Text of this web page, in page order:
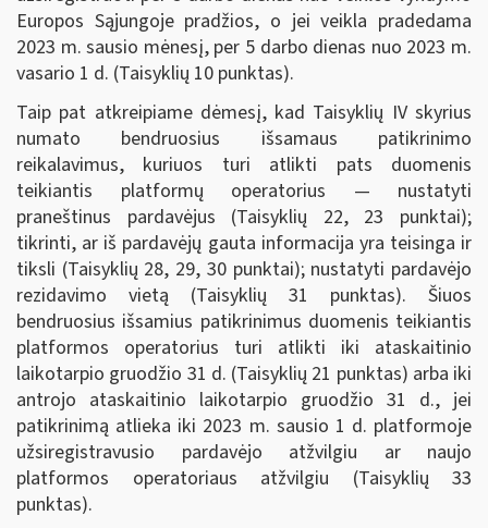
Europos Sąjungoje pradžios, o jei veikla pradedama
2023 m. sausio mėnesį, per 5 darbo dienas nuo 2023 m.
vasario 1 d. (Taisyklių 10 punktas).
Taip pat atkreipiame dėmesį, kad Taisyklių IV skyrius
numato bendruosius išsamaus patikrinimo
reikalavimus, kuriuos turi atlikti pats duomenis
teikiantis platformų operatorius — nustatyti
praneštinus pardavėjus (Taisyklių 22, 23 punktai);
tikrinti, ar iš pardavėjų gauta informacija yra teisinga ir
tiksli (Taisyklių 28, 29, 30 punktai); nustatyti pardavėjo
rezidavimo vietą (Taisyklių 31 punktas). Šiuos
bendruosius išsamius patikrinimus duomenis teikiantis
platformos operatorius turi atlikti iki ataskaitinio
laikotarpio gruodžio 31 d. (Taisyklių 21 punktas) arba iki
antrojo ataskaitinio laikotarpio gruodžio 31 d., jei
patikrinimą atlieka iki 2023 m. sausio 1 d. platformoje
užsiregistravusio pardavėjo atžvilgiu ar naujo
platformos operatoriaus atžvilgiu (Taisyklių 33
punktas).